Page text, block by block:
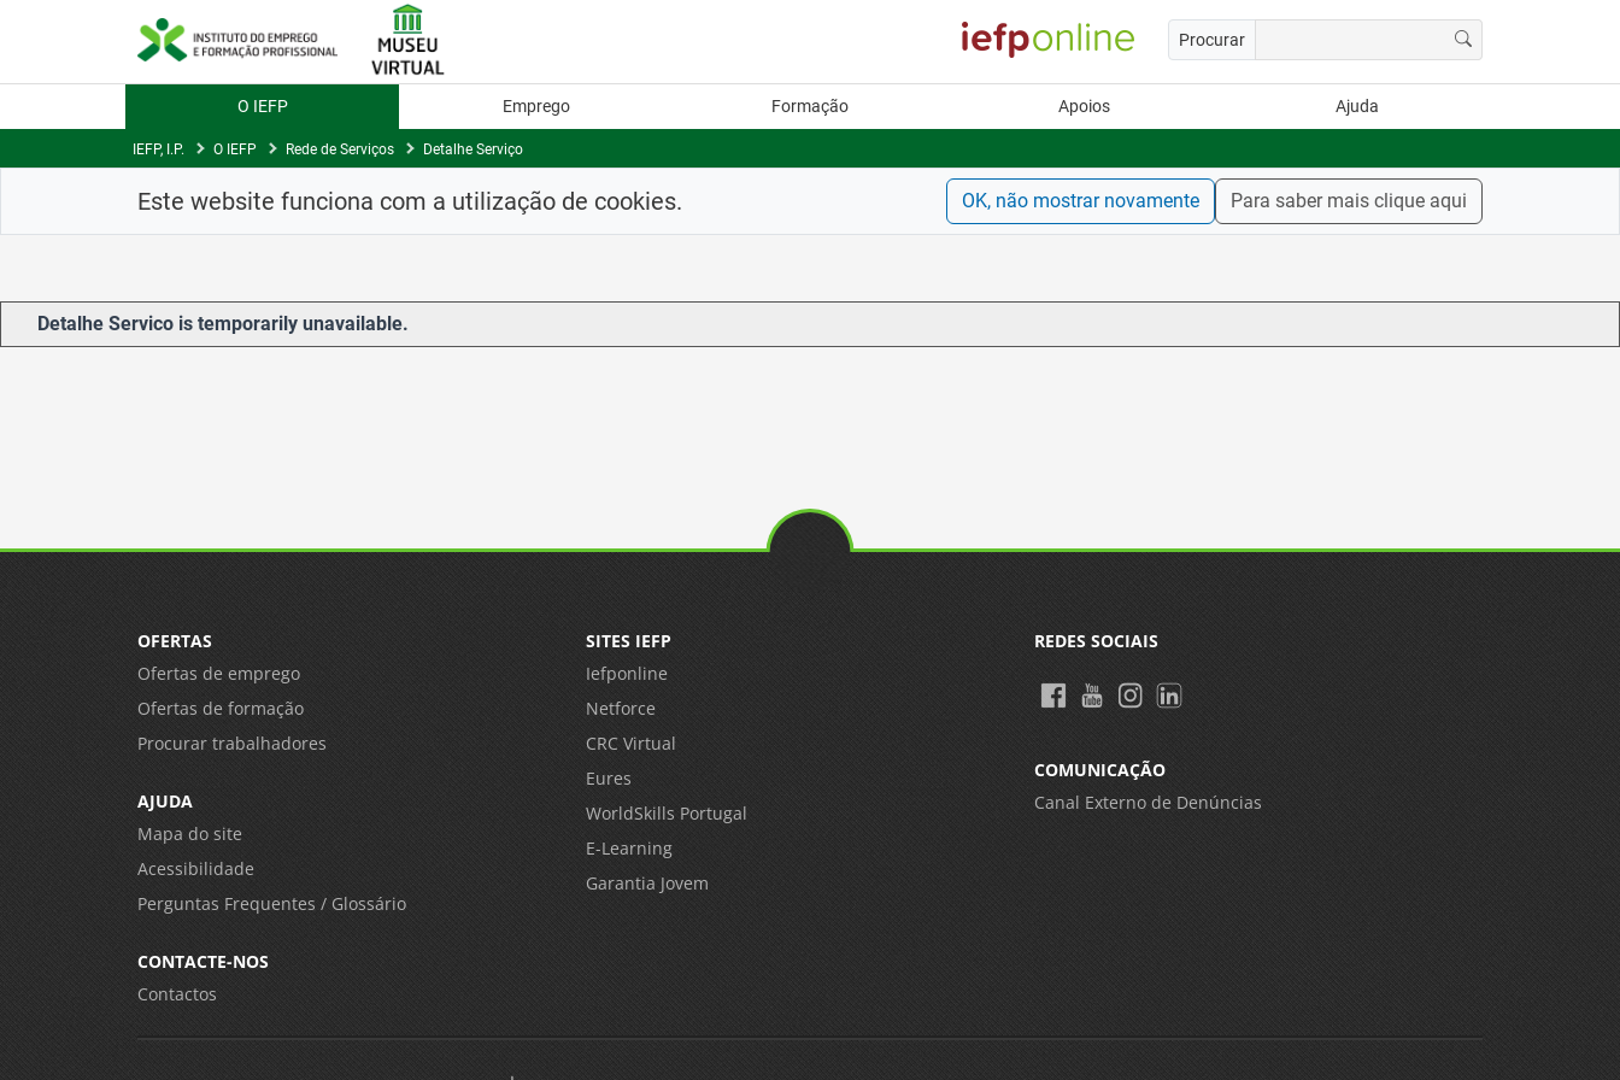
Procurar
O IEFP Emprego Formação Apoios Ajuda
IEFP, I.P. O IEFP Rede de Serviços Detalhe Serviço
Este website funciona com a utilização de cookies. OK, não mostrar novamente Para saber mais clique aqui
Detalhe Servico is temporarily unavailable.
OFERTAS
Ofertas de emprego
Ofertas de formação
Procurar trabalhadores
AJUDA
Mapa do site
Acessibilidade
Perguntas Frequentes / Glossário
CONTACTE-NOS
Contactos
SITES IEFP
Iefponline
Netforce
CRC Virtual
Eures
WorldSkills Portugal
E-Learning
Garantia Jovem
REDES SOCIAIS
COMUNICAÇÃO
Canal Externo de Denúncias